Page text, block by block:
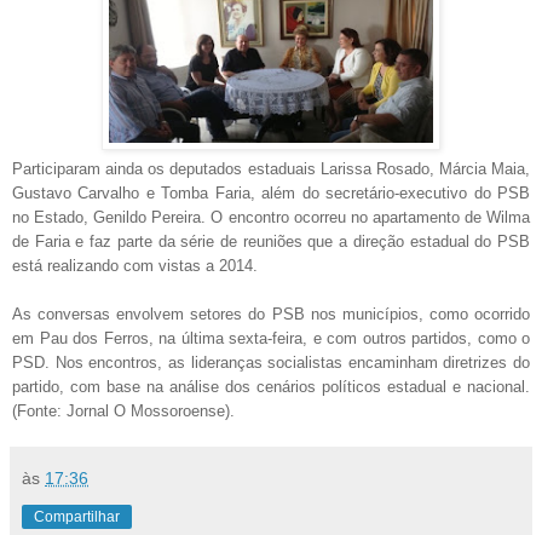
Participaram ainda os deputados estaduais Larissa Rosado, Márcia Maia,
Gustavo Carvalho e Tomba Faria, além do secretário-executivo do PSB
no Estado, Genildo Pereira. O encontro ocorreu no apartamento de Wilma
de Faria e faz parte da série de reuniões que a direção estadual do PSB
está realizando com vistas a 2014.
As conversas envolvem setores do PSB nos municípios, como ocorrido
em Pau dos Ferros, na última sexta-feira, e com outros partidos, como o
PSD. Nos encontros, as lideranças socialistas encaminham diretrizes do
partido, com base na análise dos cenários políticos estadual e nacional.
(Fonte: Jornal O Mossoroense).
às 17:36
Compartilhar